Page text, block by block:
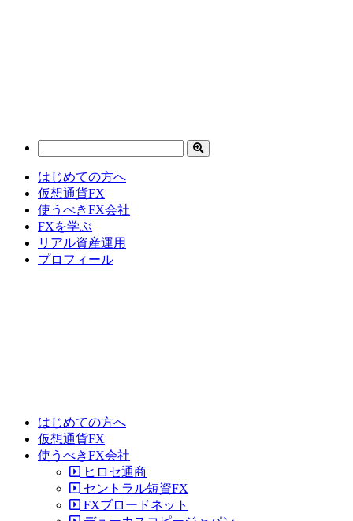
はじめての方へ
仮想通貨FX
使うべきFX会社
FXを学ぶ
リアル資産運用
プロフィール
はじめての方へ
仮想通貨FX
使うべきFX会社
ヒロセ通商
セントラル短資FX
FXブロードネット